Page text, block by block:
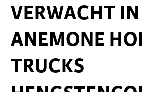
VERWACHT IN
ANEMONE
TRUCKS